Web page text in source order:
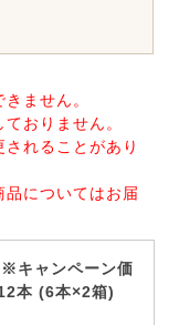
ません。
おりません。
れることがあり
についてはお届
キャンペーン価
本 (6本×2箱)